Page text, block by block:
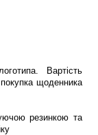
Вартість
щоденника
резинкою та